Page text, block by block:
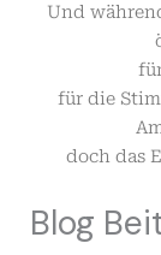
Und
für die
doch das
Blog